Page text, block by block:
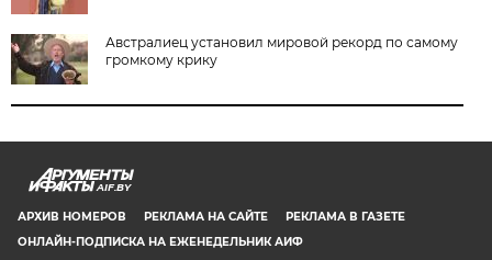
Австралиец установил мировой рекорд по самому
громкому крику
AIF.BY
АРХИВ НОМЕРОВ РЕКЛАМА НА САЙТЕ
РЕКЛАМА В ГАЗЕТЕ
ОНЛАЙН-ПОДПИСКА НА ЕЖЕНЕДЕЛЬНИК АИФ